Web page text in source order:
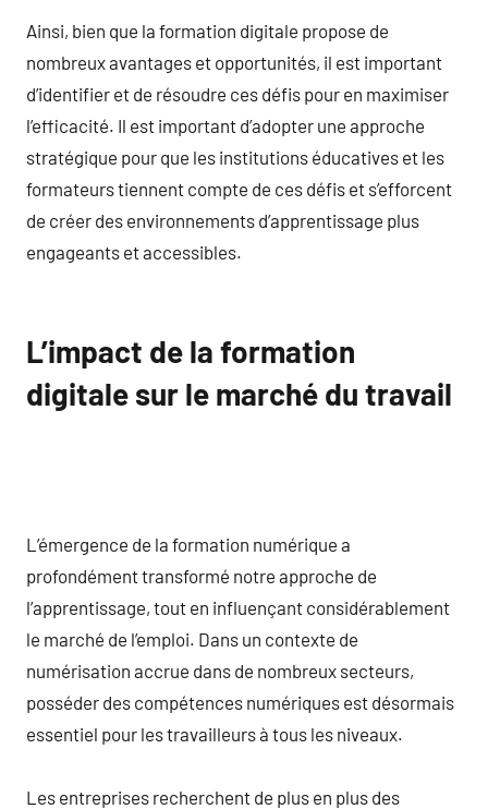
Ainsi, bien que la formation digitale propose de
nombreux avantages et opportunités, il est important
d’identifier et de résoudre ces défis pour en maximiser
l’efficacité. Il est important d’adopter une approche
stratégique pour que les institutions éducatives et les
formateurs tiennent compte de ces défis et s’efforcent
de créer des environnements d’apprentissage plus
engageants et accessibles.
L’impact de la formation
digitale sur le marché du travail
L’émergence de la formation numérique a
profondément transformé notre approche de
l’apprentissage, tout en influençant considérablement
le marché de l’emploi. Dans un contexte de
numérisation accrue dans de nombreux secteurs,
posséder des compétences numériques est désormais
essentiel pour les travailleurs à tous les niveaux.
Les entreprises recherchent de plus en plus des